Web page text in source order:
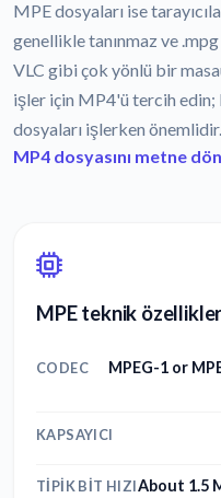
MPE dosyaları ise
genellikle tanınmaz ve
VLC gibi çok yönlü bir
işler için MP4'ü tercih edin;
dosyaları işlerken önemlidir.
MP4 dosyasını metne
MPE teknik
CODEC
MPEG-1 or
KAPSAYICI
TIPIK BIT HIZIAbout 1.5